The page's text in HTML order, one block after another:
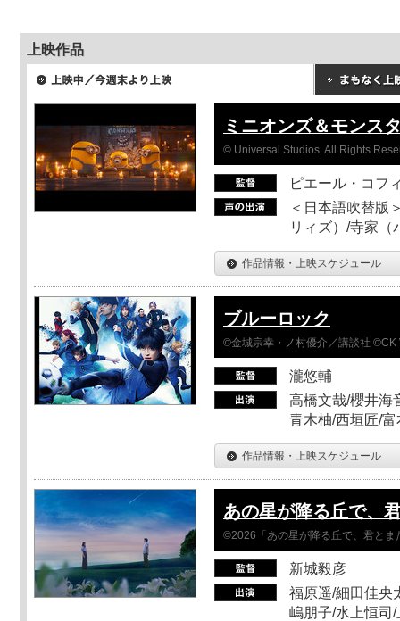
上映作品
ミニオンズ＆モンス
© Universal Studios. All Rights
ピエール・コフ
＜日本語吹替版
リィズ）/寺家（
作品情報・上映スケジュール
ブルーロック
©金城宗幸・ノ村優介／講談社 ©CK
瀧悠輔
高橋文哉/櫻井海
青木柚/西垣匠/
作品情報・上映スケジュール
あの星が降る丘で、
©2026「あの星が降る丘で、君とま
新城毅彦
福原遥/細田佳央
嶋朋子/水上恒司